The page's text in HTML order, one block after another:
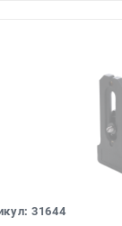
31644